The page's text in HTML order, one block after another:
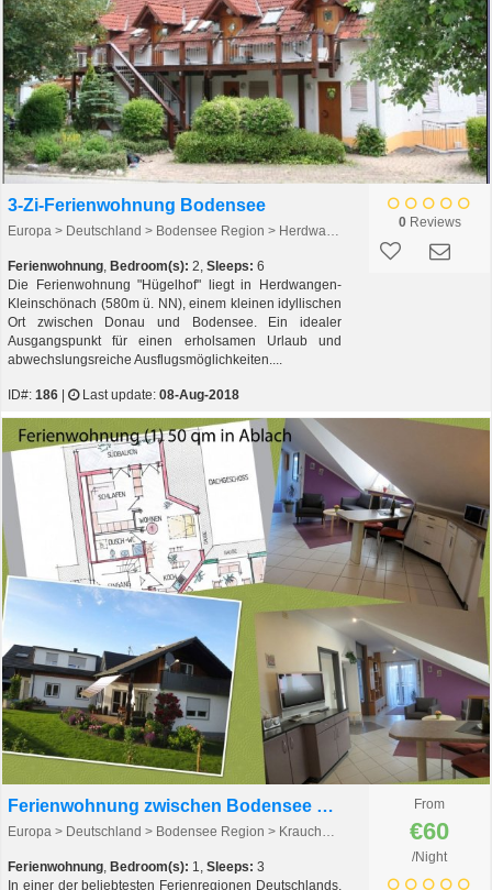
3-Zi-Ferienwohnung Bodensee
Europa > Deutschland > Bodensee Region > Herdwangen-Kleinschönach
Ferienwohnung, Bedroom(s): 2, Sleeps: 6
Die Ferienwohnung "Hügelhof" liegt in Herdwangen-
Kleinschönach (580m ü. NN), einem kleinen idyllischen
Ort zwischen Donau und Bodensee. Ein idealer
Ausgangspunkt für einen erholsamen Urlaub und
abwechslungsreiche Ausflugsmöglichkeiten....
ID#: 186 Last update: 08-Aug-2018
0Reviews
Ferienwohnung zwischen Bodensee und Schwarzwald
Europa > Deutschland > Bodensee Region > Krauchenwies - Ablach > Krauchenwies - Ablach
Ferienwohnung, Bedroom(s): 1, Sleeps: 3
In einer der beliebtesten Ferienregionen Deutschlands,
From
€60
/Night